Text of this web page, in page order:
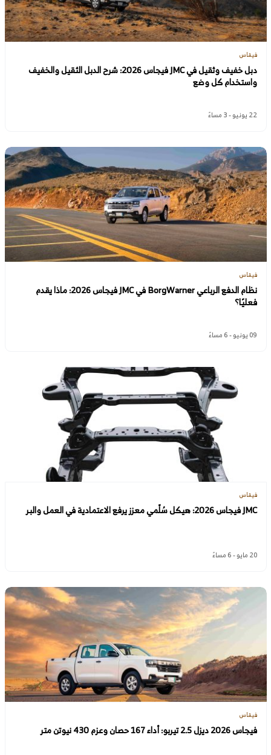
فيقاس
دبل خفيف وثقيل في JMC فيجاس 2026: شرح الدبل الثقيل والخفيف
واستخدام كل وضع
22 يونيو - 3 مساءً
فيقاس
نظام الدفع الرباعي BorgWarner في JMC فيجاس 2026: ماذا يقدم
فعليًا؟
09 يونيو - 6 مساءً
فيقاس
JMC فيجاس 2026: هيكل سُلّمي معزز يرفع الاعتمادية في العمل والبر
20 مايو - 6 مساءً
فيقاس
فيجاس 2026 ديزل 2.5 تيربو: أداء 167 حصان وعزم 430 نيوتن متر